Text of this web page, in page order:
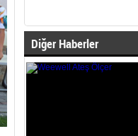
Diğer Haberler